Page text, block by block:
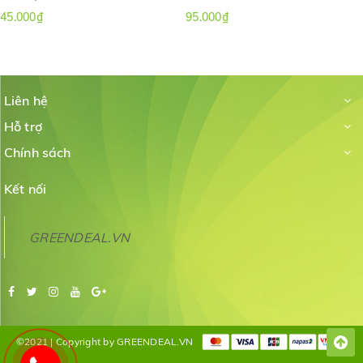
ăn hết trong vòng vài phút.
45.000₫
95.000₫
Liên hệ
Hỗ trợ
Chính sách
Kết nối
GREENDEAL.VN
©2021 | Copyright by GREENDEAL.VN